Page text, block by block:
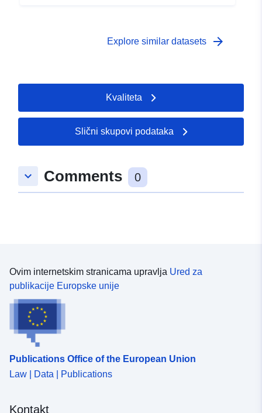
Explore similar datasets arrow_forward
Kvaliteta
Slični skupovi podataka
keyboard_arrow_down Comments 0
Ovim internetskim stranicama upravlja Ured za
publikacije Europske unije
Publications Office of the European Union
Law | Data | Publications
Kontakt